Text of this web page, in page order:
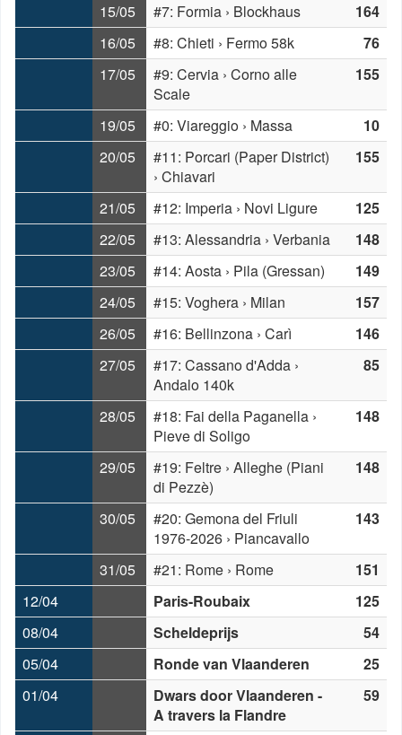
15/05
#7: Formia › Blockhaus
164
16/05
#8: Chieti › Fermo 58k
76
17/05
#9: Cervia › Corno alle
Scale
155
19/05 #0: Viareggio › Massa
10
20/05
#11: Porcari (Paper District)
› Chiavari
155
21/05 #12: Imperia › Novi Ligure
125
22/05
#13: Alessandria › Verbania
148
23/05
#14: Aosta › Pila (Gressan)
149
24/05
#15: Voghera › Milan
157
26/05
#16: Bellinzona › Carì
146
27/05
#17: Cassano d'Adda ›
Andalo 140k
85
28/05
#18: Fai della Paganella ›
Pieve di Soligo
148
29/05
#19: Feltre › Alleghe (Piani
di Pezzè)
148
30/05
#20: Gemona del Friuli
1976-2026 › Piancavallo
143
31/05 #21: Rome › Rome
151
12/04
Paris-Roubaix
125
08/04
Scheldeprijs
54
05/04
Ronde van Vlaanderen
25
01/04
Dwars door Vlaanderen -
A travers la Flandre
59